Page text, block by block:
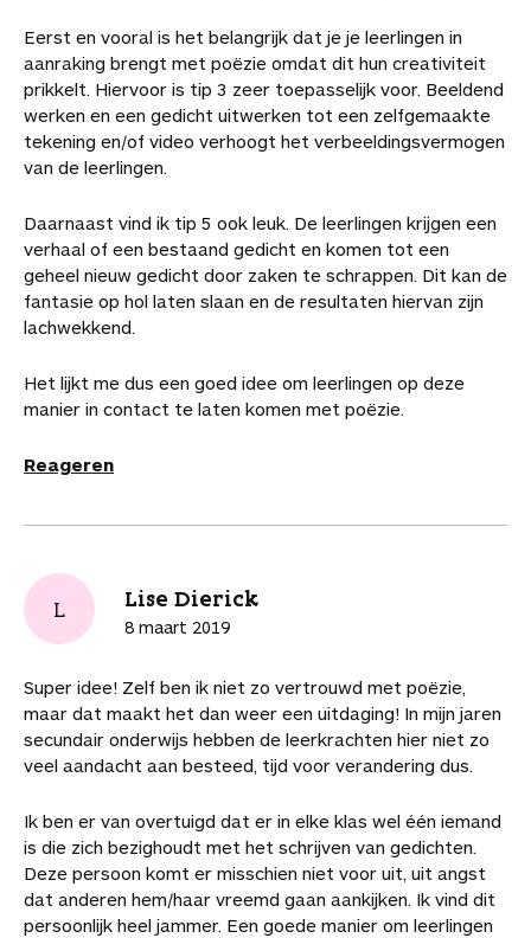
Eerst en vooral is het belangrijk dat je je leerlingen in
aanraking brengt met poëzie omdat dit hun creativiteit
prikkelt. Hiervoor is tip 3 zeer toepasselijk voor. Beeldend
werken en een gedicht uitwerken tot een zelfgemaakte
tekening en/of video verhoogt het verbeeldingsvermogen
van de leerlingen.
Daarnaast vind ik tip 5 ook leuk. De leerlingen krijgen een
verhaal of een bestaand gedicht en komen tot een
geheel nieuw gedicht door zaken te schrappen. Dit kan de
fantasie op hol laten slaan en de resultaten hiervan zijn
lachwekkend.
Het lijkt me dus een goed idee om leerlingen op deze
manier in contact te laten komen met poëzie.
Reageren
L Lise Dierick
8 maart 2019
Super idee! Zelf ben ik niet zo vertrouwd met poëzie,
maar dat maakt het dan weer een uitdaging! In mijn jaren
secundair onderwijs hebben de leerkrachten hier niet zo
veel aandacht aan besteed, tijd voor verandering dus.
Ik ben er van overtuigd dat er in elke klas wel één iemand
is die zich bezighoudt met het schrijven van gedichten.
Deze persoon komt er misschien niet voor uit, uit angst
dat anderen hem/haar vreemd gaan aankijken. Ik vind dit
persoonlijk heel jammer. Een goede manier om leerlingen